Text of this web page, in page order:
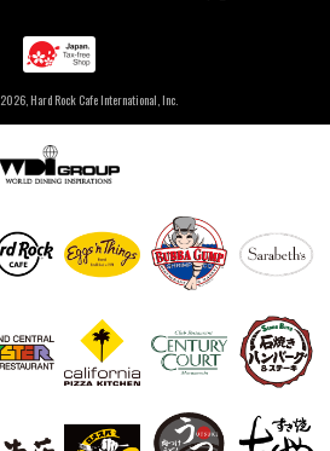
2026, Hard Rock Cafe International, Inc.